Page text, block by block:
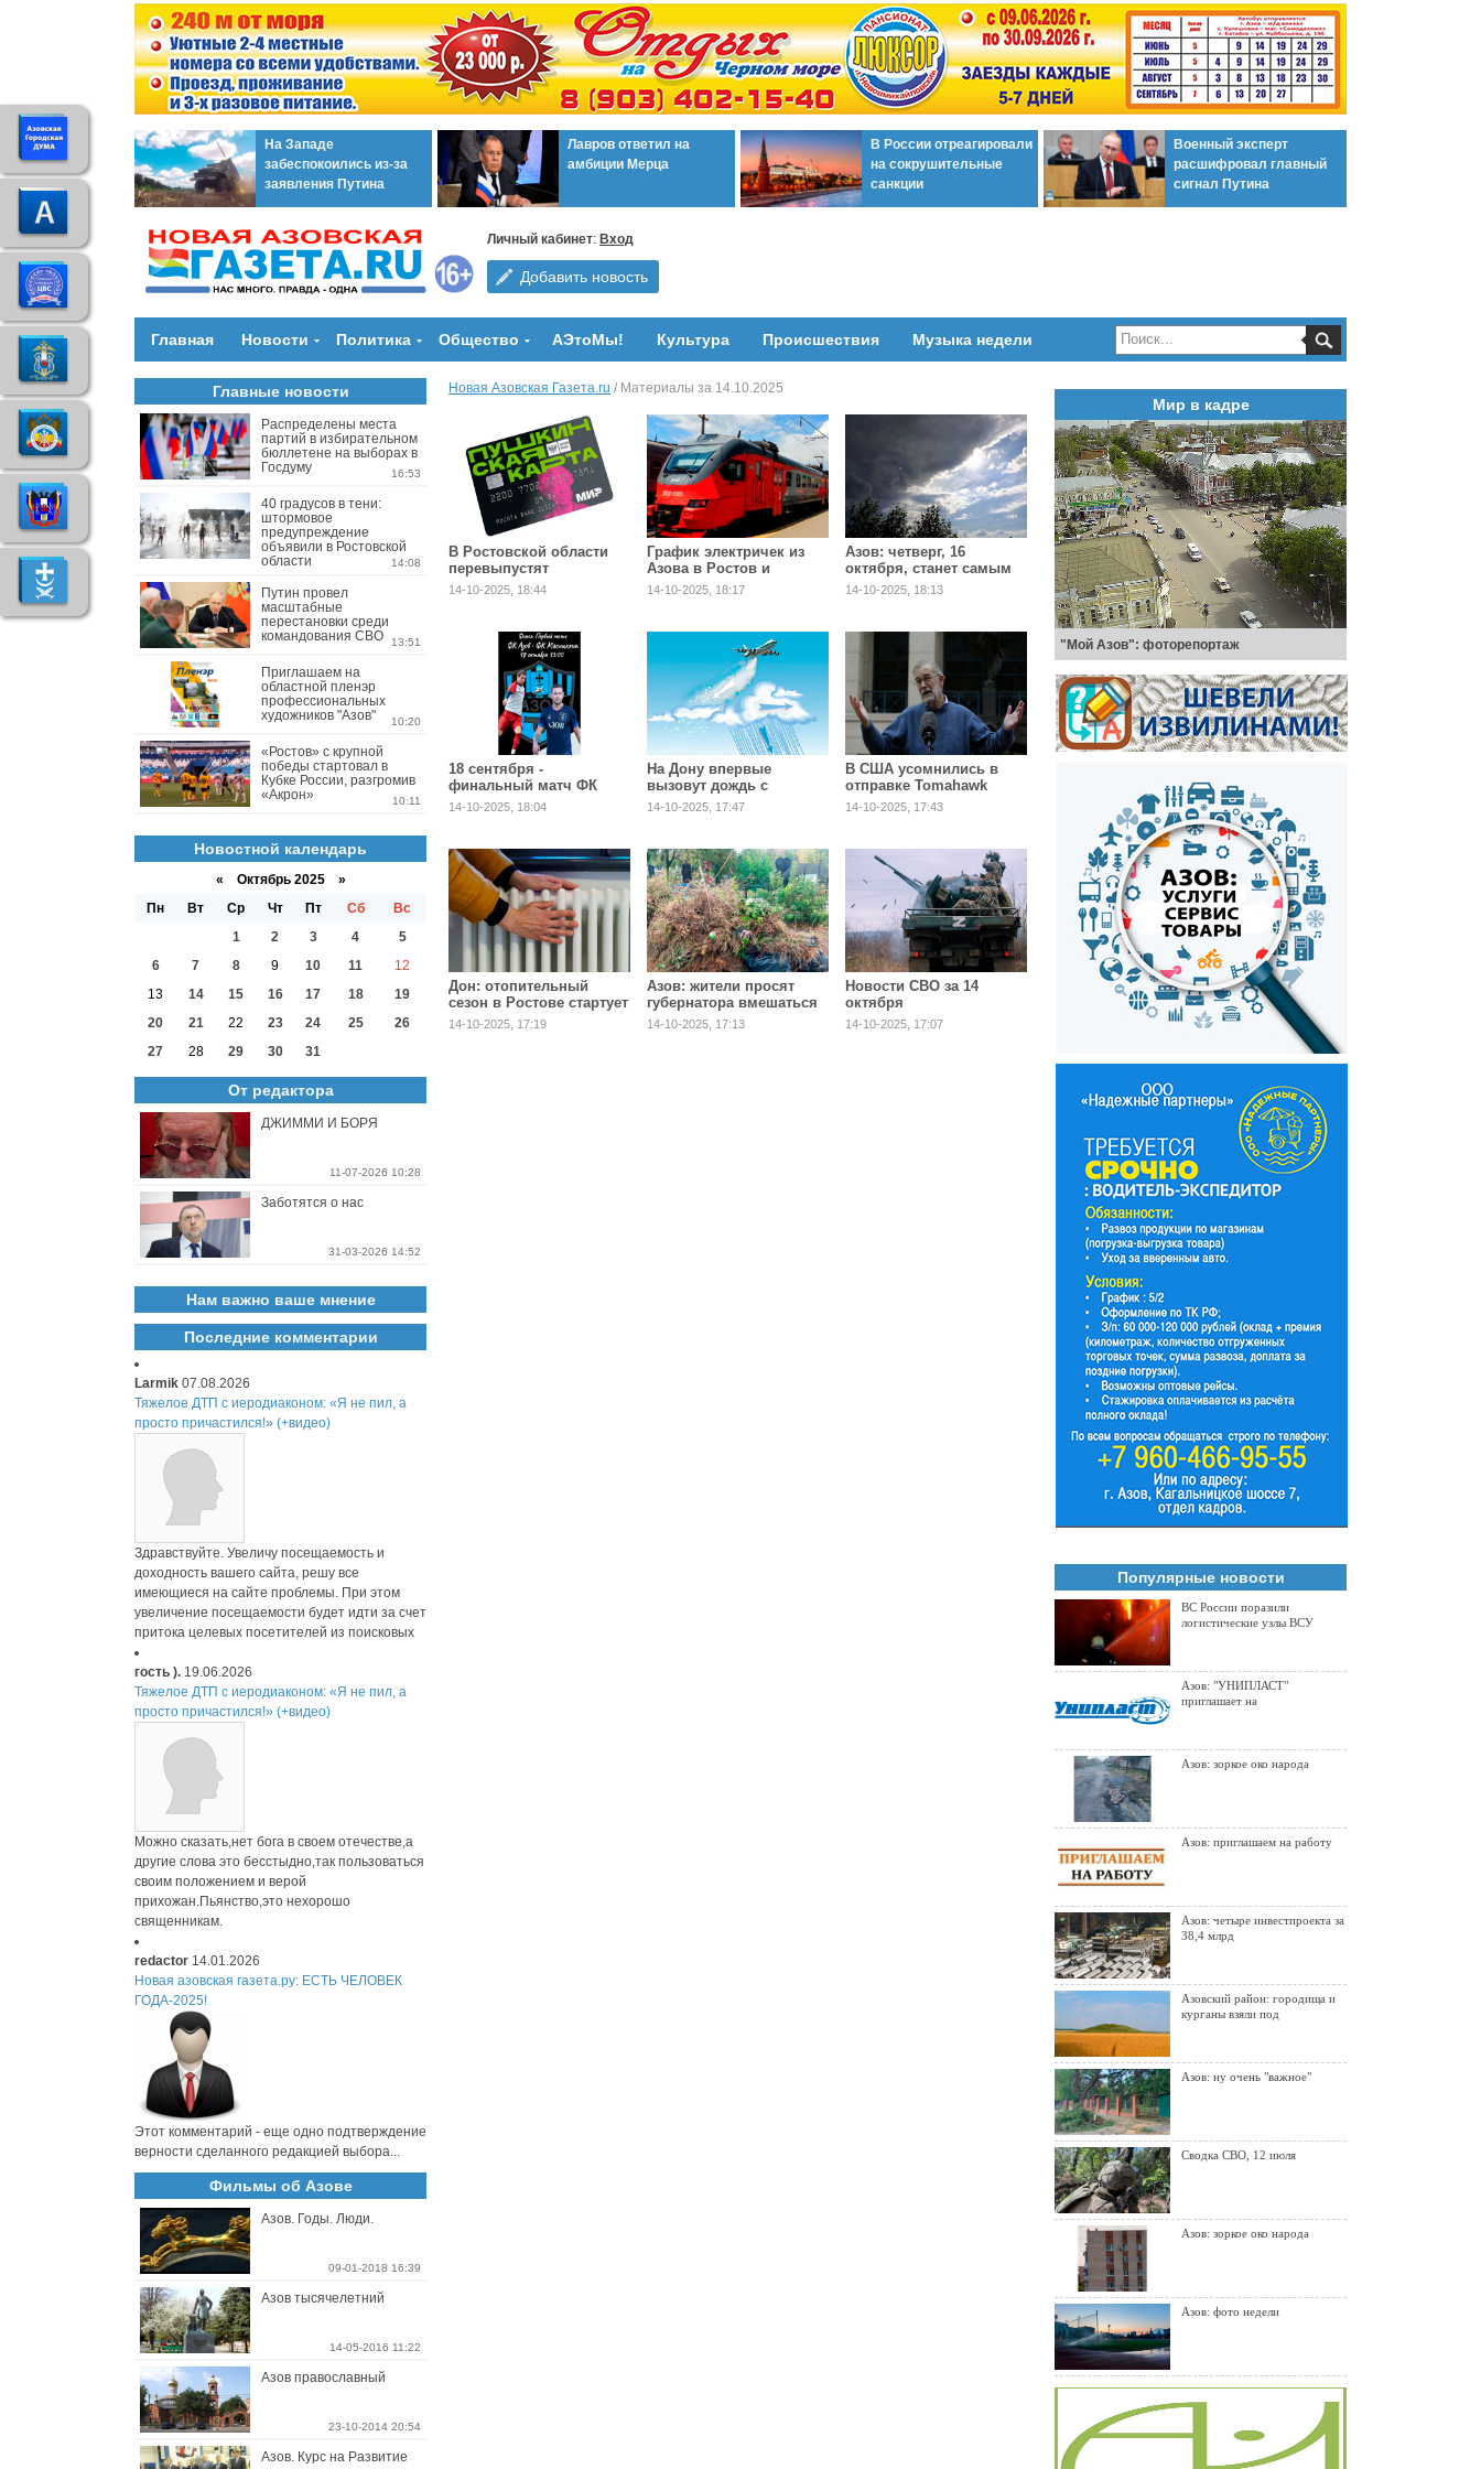
На Западе
забеспокоились из-за
заявления Путина
Лавров ответил на
амбиции Мерца
В России отреагировали
на сокрушительные
санкции
Военный эксперт
расшифровал главный
сигнал Путина
Личный кабинет: Вход
Добавить новость
Главная Новости Политика Общество АЭтоМы! Культура Происшествия Музыка недели
Новая Азовская Газета.ru / Материалы за 14.10.2025
В Ростовской области
перевыпустят
«пушкинские карты»
14-10-2025, 18:44
График электричек из
Азова в Ростов и
обратно изменится 18, 24
и 26 октября
14-10-2025, 18:17
Азов: четверг, 16
октября, станет самым
холодным днем
14-10-2025, 18:13
18 сентября -
финальный матч ФК
"Азов"
14-10-2025, 18:04
На Дону впервые
вызовут дождь с
помощью авиации
14-10-2025, 17:47
В США усомнились в
отправке Tomahawk
Европе и Украине
14-10-2025, 17:43
Дон: отопительный
сезон в Ростове стартует
15 октября
14-10-2025, 17:19
Азов: жители просят
губернатора вмешаться
и защитить Аллею
Героев СВО от свалок
14-10-2025, 17:13
Новости СВО за 14
октября
14-10-2025, 17:07
Главные новости
Распределены места
партий в избирательном
бюллетене на выборах в
Госдуму
16:53
40 градусов в тени:
штормовое
предупреждение
объявили в Ростовской
области
14:08
Путин провел
масштабные
перестановки среди
командования СВО
13:51
Приглашаем на
областной пленэр
профессиональных
художников "Азов"
10:20
«Ростов» с крупной
победы стартовал в
Кубке России, разгромив
«Акрон»
10:11
Новостной календарь
« Октябрь 2025 »
Пн
Вт Ср Чт Пт Сб
Вс
1
2 3 4
5
6
7 8 9 10 11
12
13
14 15 16 17 18
19
20
21 22 23 24 25
26
27
28 29 30 31
От редактора
ДЖИММИ И БОРЯ
11-07-2026 10:28
Заботятся о нас
31-03-2026 14:52
Нам важно ваше мнение
Последние комментарии
Larmik 07.08.2026
Тяжелое ДТП с иеродиаконом: «Я не пил, а
просто причастился!» (+видео)
Здравствуйте. Увеличу посещаемость и
доходность вашего сайта, решу все
имеющиеся на сайте проблемы. При этом
увеличение посещаемости будет идти за счет
притока целевых посетителей из поисковых
гость ). 19.06.2026
Тяжелое ДТП с иеродиаконом: «Я не пил, а
просто причастился!» (+видео)
Можно сказать,нет бога в своем отечестве,а
другие слова это бесстыдно,так пользоваться
своим положением и верой
прихожан.Пьянство,это нехорошо
священникам.
redactor 14.01.2026
Новая азовская газета.ру: ЕСТЬ ЧЕЛОВЕК
ГОДА-2025!
Этот комментарий - еще одно подтверждение
верности сделанного редакцией выбора...
Фильмы об Азове
Азов. Годы. Люди.
09-01-2018 16:39
Азов тысячелетний
14-05-2016 11:22
Азов православный
23-10-2014 20:54
Азов. Курс на Развитие
Мир в кадре
"Мой Азов": фоторепортаж
Популярные новости
ВС России поразили
логистические узлы ВСУ
Азов: "УНИПЛАСТ"
приглашает на
Азов: зоркое око народа
Азов: приглашаем на работу
Азов: четыре инвестпроекта за
38,4 млрд
Азовский район: городища и
курганы взяли под
Азов: ну очень "важное"
Сводка СВО, 12 июля
Азов: зоркое око народа
Азов: фото недели